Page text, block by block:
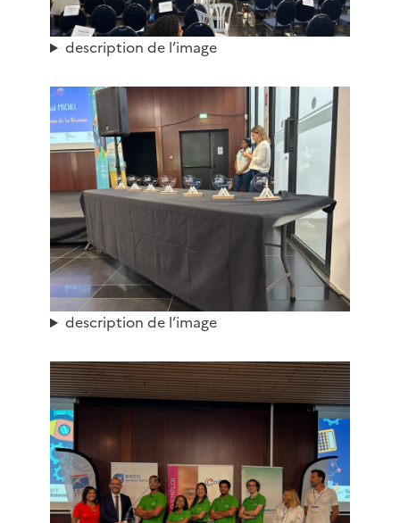
description de l’image
description de l’image